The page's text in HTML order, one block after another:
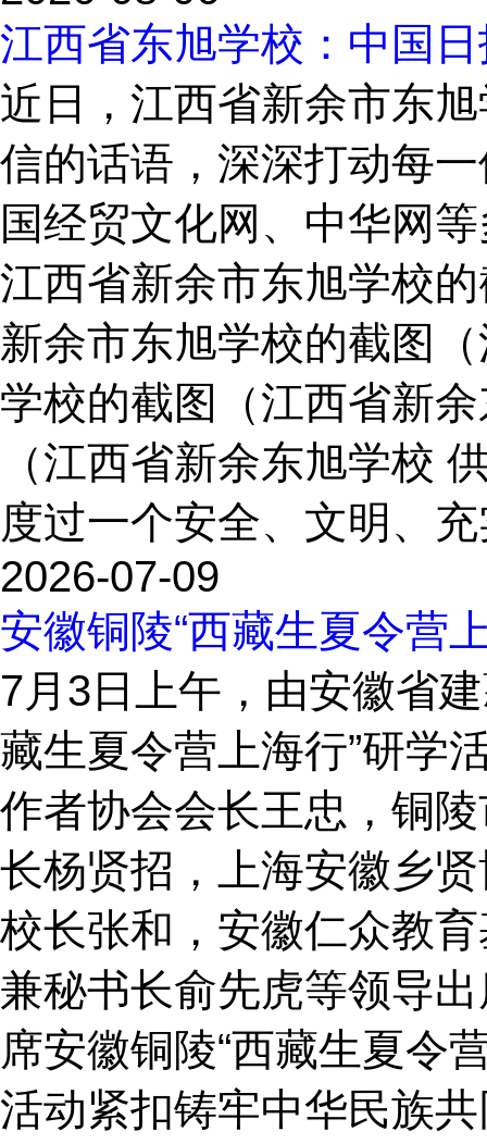
江西省东旭学校：中国
近日，江西省新余市东
信的话语，深深打动每
国经贸文化网、中华网
江西省新余市东旭学校
新余市东旭学校的截图
学校的截图（江西省新
（江西省新余东旭学校
度过一个安全、文明、
2026-07-09
安徽铜陵“西藏生夏令营
7月3日上午，由安徽省
藏生夏令营上海行”研学
作者协会会长王忠，铜
长杨贤招，上海安徽乡
校长张和，安徽仁众教
兼秘书长俞先虎等领导
席安徽铜陵“西藏生夏令
活动紧扣铸牢中华民族